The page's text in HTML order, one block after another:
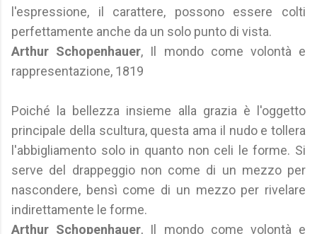
l'espressione, il carattere, possono essere colti
perfettamente anche da un solo punto di vista.
Arthur Schopenhauer, Il mondo come volontà e
rappresentazione, 1819
Poiché la bellezza insieme alla grazia è l'oggetto
principale della scultura, questa ama il nudo e tollera
l'abbigliamento solo in quanto non celi le forme. Si
serve del drappeggio non come di un mezzo per
nascondere, bensì come di un mezzo per rivelare
indirettamente le forme.
Arthur Schopenhauer, Il mondo come volontà e